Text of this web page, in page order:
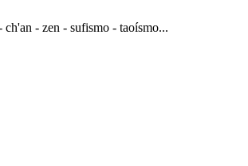
ch'an - zen - sufismo - taoísmo...